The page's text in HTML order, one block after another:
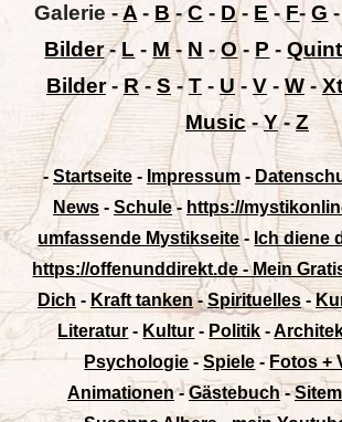
Galerie -A - B -C - D- E-F-G -
Bilder-L - M- N -O- P -
Bilder-R-S -T- U - V- W-
Music-Y-Z
- Startseite- Impressum-
News- Schule- https://
umfassende Mystikseite- Ich diene
https://offenunddirekt.de - Mein
Dich - Kraft tanken-Spirituelles-
Literatur - Kultur - Politik -
Psychologie-Spiele - Fotos +
Animationen- Gästebuch-